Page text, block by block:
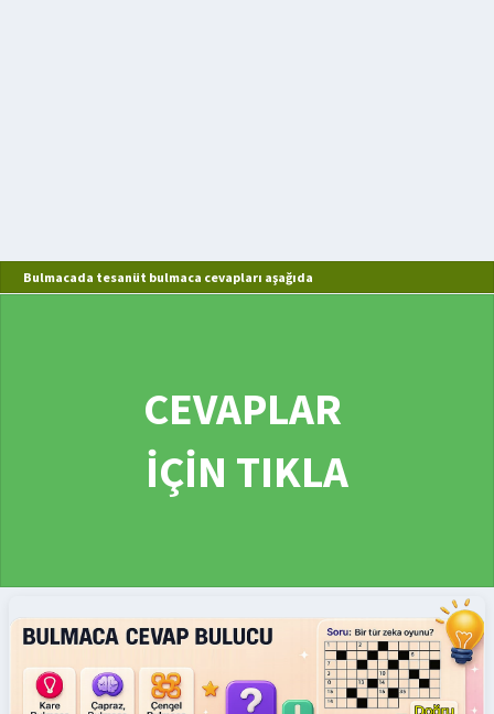
Bulmacada tesanüt bulmaca cevapları aşağıda
CEVAPLAR
İÇİN TIKLA